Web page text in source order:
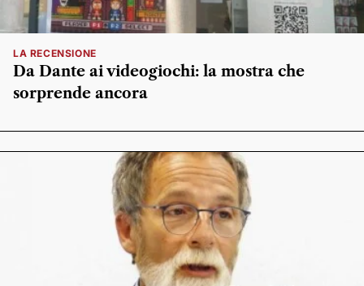
LA RECENSIONE
Da Dante ai videogiochi: la mostra che
sorprende ancora